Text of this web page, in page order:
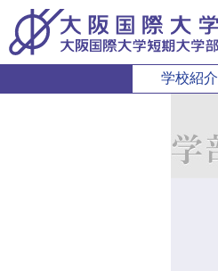
学校紹介
経営学科